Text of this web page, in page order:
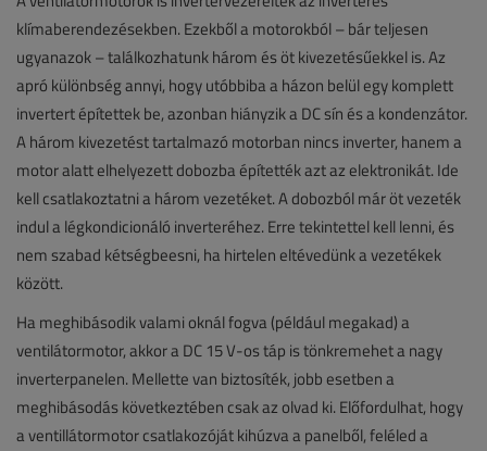
klímaberendezésekben. Ezekből a motorokból – bár teljesen
ugyanazok – találkozhatunk három és öt kivezetésűekkel is. Az
apró különbség annyi, hogy utóbbiba a házon belül egy komplett
invertert építettek be, azonban hiányzik a DC sín és a kondenzátor.
A három kivezetést tartalmazó motorban nincs inverter, hanem a
motor alatt elhelyezett dobozba építették azt az elektronikát. Ide
kell csatlakoztatni a három vezetéket. A dobozból már öt vezeték
indul a légkondicionáló inverteréhez. Erre tekintettel kell lenni, és
nem szabad kétségbeesni, ha hirtelen eltévedünk a vezetékek
között.
Ha meghibásodik valami oknál fogva (például megakad) a
ventilátormotor, akkor a DC 15 V-os táp is tönkremehet a nagy
inverterpanelen. Mellette van biztosíték, jobb esetben a
meghibásodás következtében csak az olvad ki. Előfordulhat, hogy
a ventillátormotor csatlakozóját kihúzva a panelből, feléled a